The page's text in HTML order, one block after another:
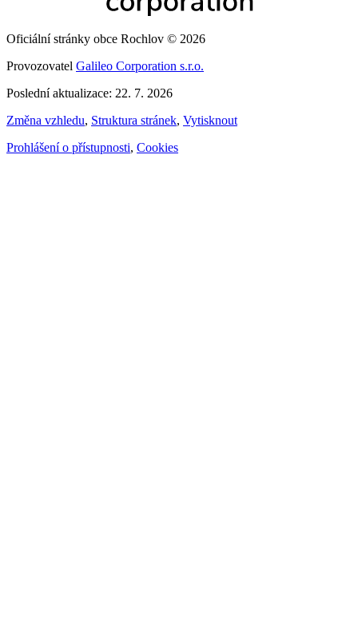
Oficiální stránky obce Rochlov © 2026
Provozovatel Galileo Corporation s.r.o.
Poslední aktualizace: 22. 7. 2026
Změna vzhledu, Struktura stránek, Vytisknout
Prohlášení o přístupnosti, Cookies